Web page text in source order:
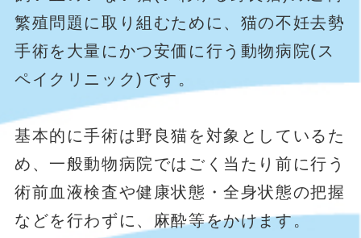
繁殖問題に取り組むために、猫の不妊去勢
手術を大量にかつ安価に行う動物病院(ス
ペイクリニック)です。
基本的に手術は野良猫を対象としているた
め、一般動物病院ではごく当たり前に行う
術前血液検査や健康状態・全身状態の把握
などを行わずに、麻酔等をかけます。